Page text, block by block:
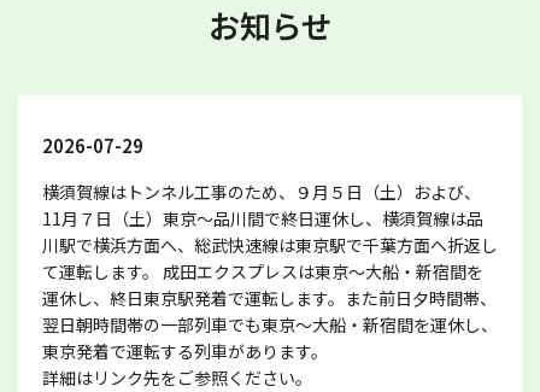
お知らせ
2026-07-29
横須賀線はトンネル工事のため、９月５日（土）および、
11月７日（土）東京～品川間で終日運休し、横須賀線は品
川駅で横浜方面へ、総武快速線は東京駅で千葉方面へ折返し
て運転します。 成田エクスプレスは東京～大船・新宿間を
運休し、終日東京駅発着で運転します。また前日夕時間帯、
翌日朝時間帯の一部列車でも東京～大船・新宿間を運休し、
東京発着で運転する列車があります。
詳細はリンク先をご参照ください。